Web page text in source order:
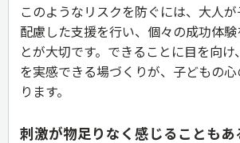
このようなリスクを防ぐには、大人
配慮した支援を行い、個々の成功体
とが大切です。できることに目を向
を実感できる場づくりが、子どもの
ります。
刺激が物足りなく感じることもあ